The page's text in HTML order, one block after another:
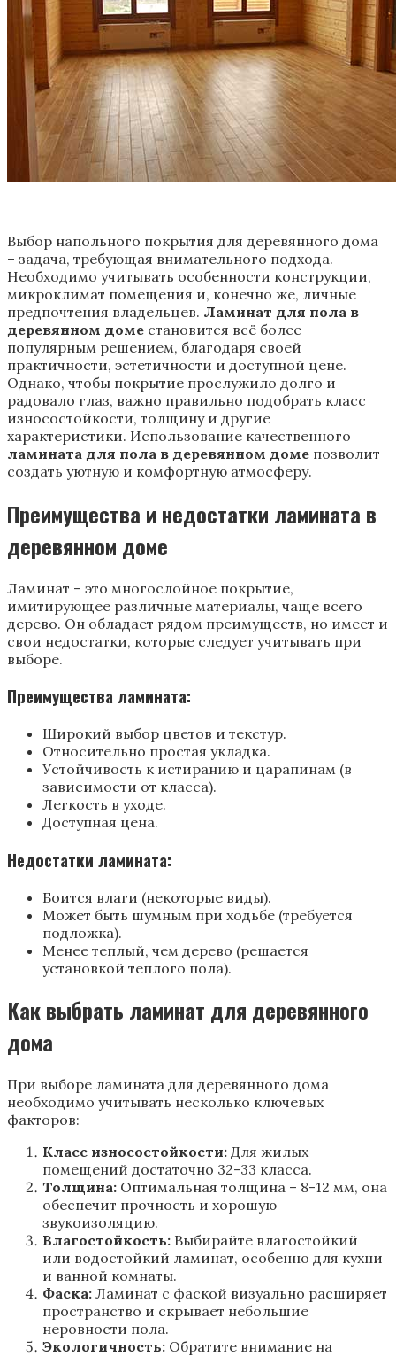
Выбор напольного покрытия для деревянного дома
– задача, требующая внимательного подхода.
Необходимо учитывать особенности конструкции,
микроклимат помещения и, конечно же, личные
предпочтения владельцев. Ламинат для пола в
деревянном доме становится всё более
популярным решением, благодаря своей
практичности, эстетичности и доступной цене.
Однако, чтобы покрытие прослужило долго и
радовало глаз, важно правильно подобрать класс
износостойкости, толщину и другие
характеристики. Использование качественного
ламината для пола в деревянном доме позволит
создать уютную и комфортную атмосферу.
Преимущества и недостатки ламината в
деревянном доме
Ламинат – это многослойное покрытие,
имитирующее различные материалы, чаще всего
дерево. Он обладает рядом преимуществ, но имеет и
свои недостатки, которые следует учитывать при
выборе.
Преимущества ламината:
Широкий выбор цветов и текстур.
Относительно простая укладка.
Устойчивость к истиранию и царапинам (в
зависимости от класса).
Легкость в уходе.
Доступная цена.
Недостатки ламината:
Боится влаги (некоторые виды).
Может быть шумным при ходьбе (требуется
подложка).
Менее теплый, чем дерево (решается
установкой теплого пола).
Как выбрать ламинат для деревянного
дома
При выборе ламината для деревянного дома
необходимо учитывать несколько ключевых
факторов:
Класс износостойкости: Для жилых
помещений достаточно 32-33 класса.
Толщина: Оптимальная толщина – 8-12 мм, она
обеспечит прочность и хорошую
звукоизоляцию.
Влагостойкость: Выбирайте влагостойкий
или водостойкий ламинат, особенно для кухни
и ванной комнаты.
Фаска: Ламинат с фаской визуально расширяет
пространство и скрывает небольшие
неровности пола.
Экологичность: Обратите внимание на